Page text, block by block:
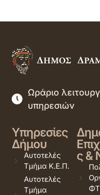
Ωράριο
υπηρεσιών
Υπηρεσίες
Δήμου
Αυτοτελές
Τμήμα Κ.Ε.Π.
Αυτοτελές
Τμήμα
ς &